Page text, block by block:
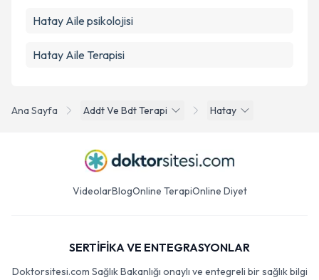
Ana Sayfa Addt Ve Bdt Terapi Hatay
Hatay Aile psikolojisi
Hatay Aile Terapisi
VideolarBlogOnline TerapiOnline Diyet
SERTİFİKA VE ENTEGRASYONLAR
Doktorsitesi.com Sağlık Bakanlığı onaylı ve entegreli bir sağlık bilgi